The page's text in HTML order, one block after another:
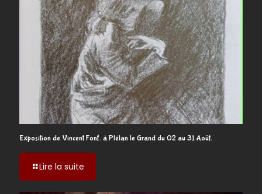
Exposition de Vincent Fonf. à Plélan le Grand du 02 au 31 Août.
Lire la suite
de